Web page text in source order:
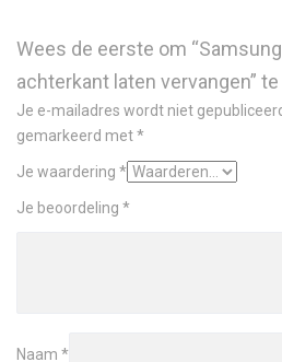
Wees de eerste om
achterkant laten vervangen”
Je e-mailadres wordt niet
gemarkeerd met*
Je waardering *
Je beoordeling *
Naam *